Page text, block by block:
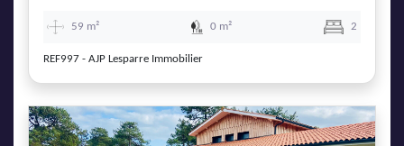
59 m² 0 m² 2
REF997 - AJP Lesparre Immobilier